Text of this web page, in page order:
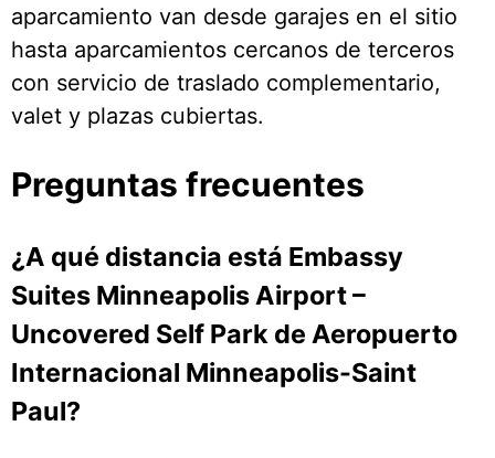
aparcamiento van desde garajes en el sitio
hasta aparcamientos cercanos de terceros
con servicio de traslado complementario,
valet y plazas cubiertas.
Preguntas frecuentes
¿A qué distancia está Embassy
Suites Minneapolis Airport –
Uncovered Self Park de Aeropuerto
Internacional Minneapolis-Saint
Paul?